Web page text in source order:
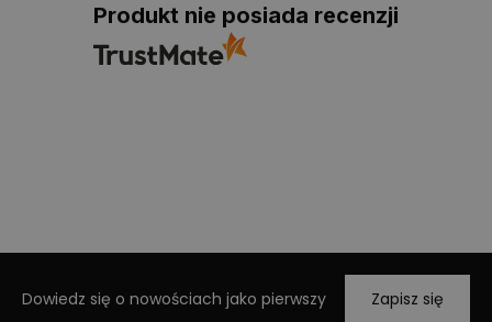
Produkt nie posiada recenzji
Dowiedz się o nowościach jako pierwszy Zapisz się